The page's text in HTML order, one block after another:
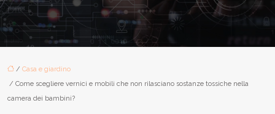
/ Casa e giardino
/ Come scegliere vernici e mobili che non rilasciano sostanze tossiche nella
camera dei bambini?